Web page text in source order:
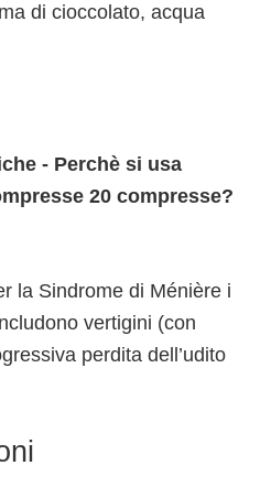
di cioccolato, acqua
- Perchè si usa
20 compresse?
la Sindrome di Ménière i
vertigini (con
perdita dell’udito